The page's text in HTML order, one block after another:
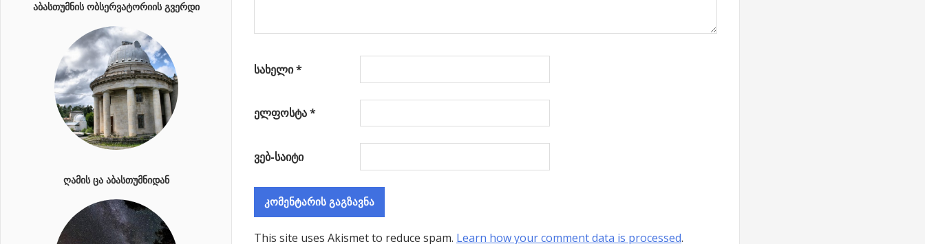
სახელი*
ელფოსტა*
ვებ-საიტი
This site uses Akismet to reduce spam. Learn how your comment data is processed.
ᲐᲑᲐᲡᲗᲣᲛᲜᲘᲡ ᲝᲑᲡᲔᲠᲕᲐᲢᲝᲠᲘᲘᲡ ᲒᲕᲔᲠᲓᲘ
ᲦᲐᲛᲘᲡ ᲪᲐ ᲐᲑᲐᲡᲗᲣᲛᲜᲘᲓᲐᲜ